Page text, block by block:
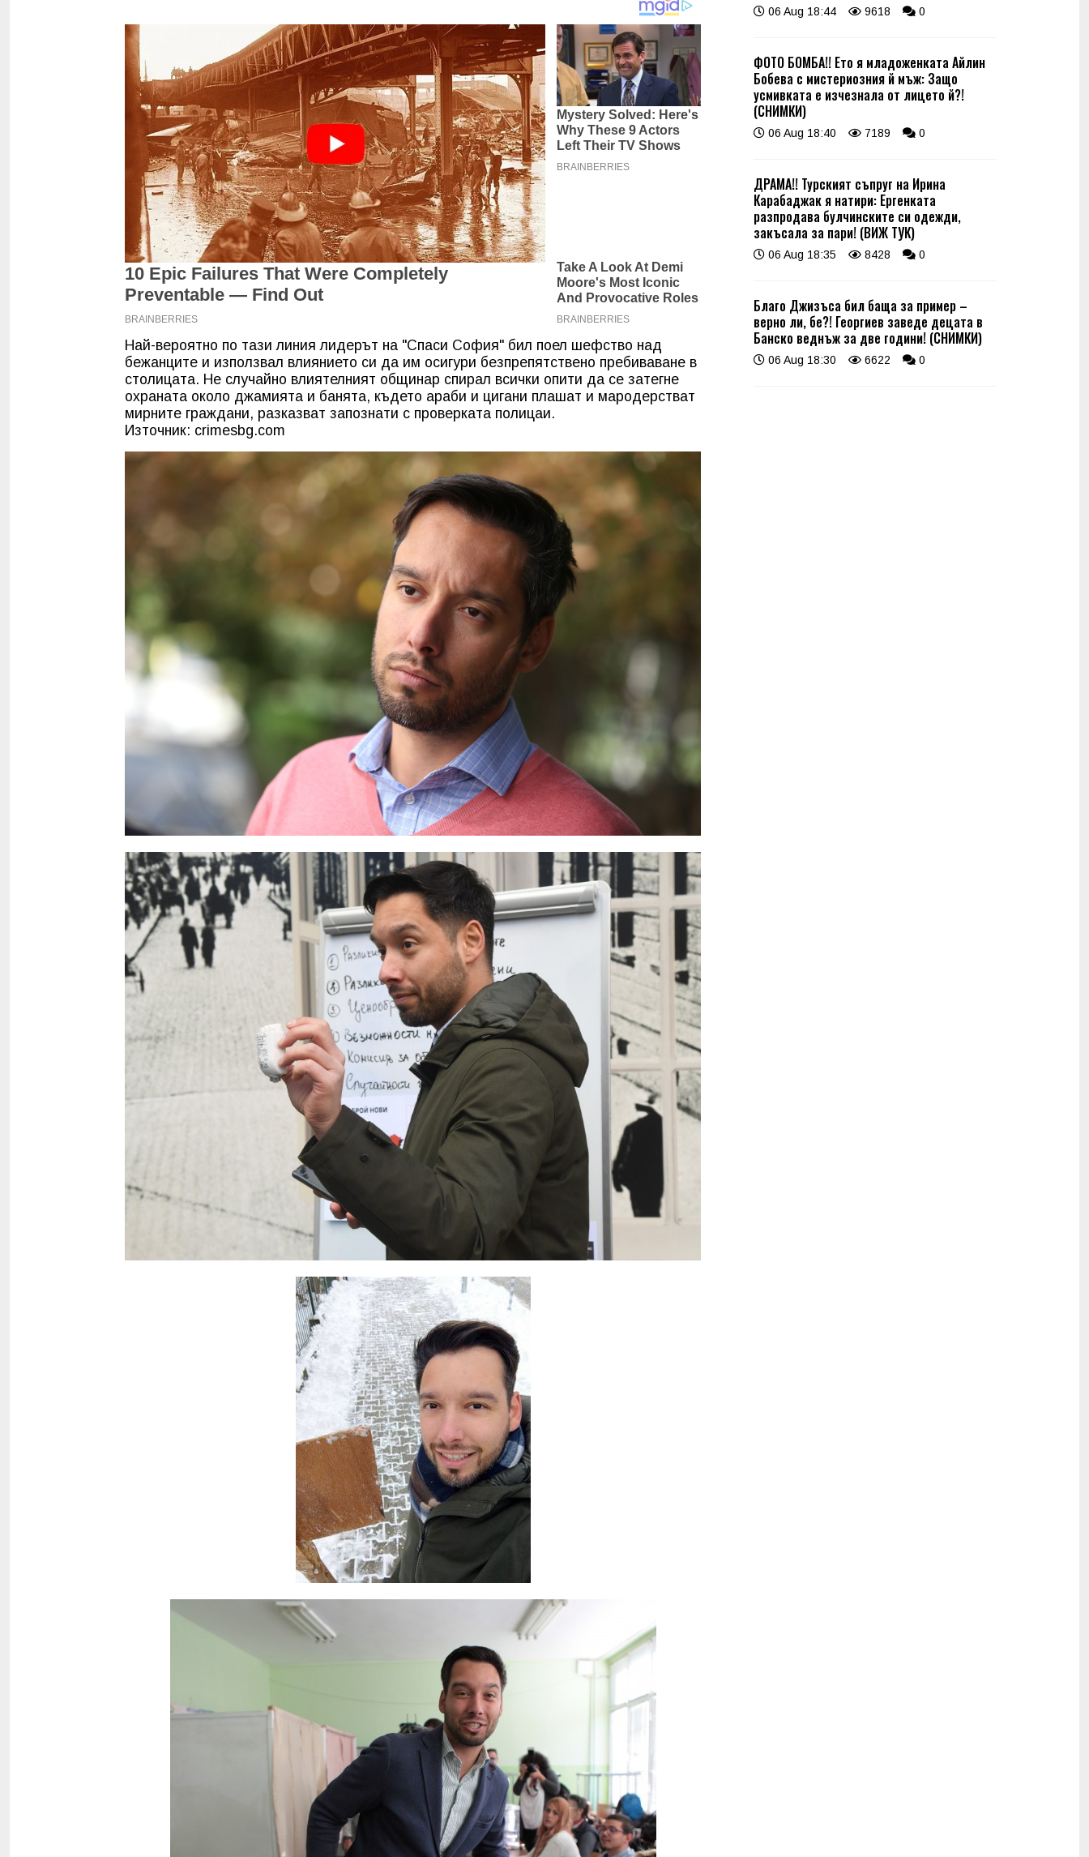
Най-вероятно по тази линия лидерът на "Спаси София" бил поел шефство над
бежанците и използвал влиянието си да им осигури безпрепятствено пребиваване в
столицата. Не случайно влиятелният общинар спирал всички опити да се затегне
охраната около джамията и банята, където араби и цигани плашат и мародерстват
мирните граждани, разказват запознати с проверката полицаи.
Източник: crimesbg.com
06 Aug 18:44 9618 0
ФОТО БОМБА!! Ето я младоженката Айлин
Бобева с мистериозния й мъж: Защо
усмивката е изчезнала от лицето й?!
(СНИМКИ)
06 Aug 18:40 7189 0
ДРАМА!! Турският съпруг на Ирина
Карабаджак я натири: Ергенката
разпродава булчинските си одежди,
закъсала за пари! (ВИЖ ТУК)
06 Aug 18:35 8428 0
Благо Джизъса бил баща за пример –
верно ли, бе?! Георгиев заведе децата в
Банско веднъж за две години! (СНИМКИ)
06 Aug 18:30 6622 0